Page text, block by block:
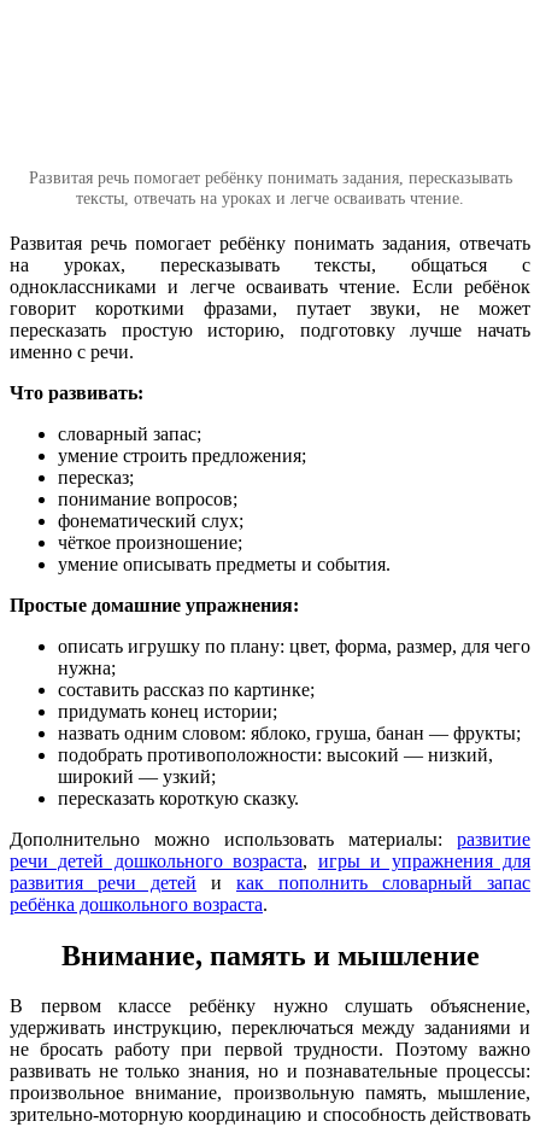
Развитая речь помогает ребёнку понимать задания, пересказывать
тексты, отвечать на уроках и легче осваивать чтение.
Развитая речь помогает ребёнку понимать задания, отвечать
на уроках, пересказывать тексты, общаться с
одноклассниками и легче осваивать чтение. Если ребёнок
говорит короткими фразами, путает звуки, не может
пересказать простую историю, подготовку лучше начать
именно с речи.
Что развивать:
словарный запас;
умение строить предложения;
пересказ;
понимание вопросов;
фонематический слух;
чёткое произношение;
умение описывать предметы и события.
Простые домашние упражнения:
описать игрушку по плану: цвет, форма, размер, для чего
нужна;
составить рассказ по картинке;
придумать конец истории;
назвать одним словом: яблоко, груша, банан — фрукты;
подобрать противоположности: высокий — низкий,
широкий — узкий;
пересказать короткую сказку.
Дополнительно можно использовать материалы: развитие
речи детей дошкольного возраста, игры и упражнения для
развития речи детей и как пополнить словарный запас
ребёнка дошкольного возраста.
Внимание, память и мышление
В первом классе ребёнку нужно слушать объяснение,
удерживать инструкцию, переключаться между заданиями и
не бросать работу при первой трудности. Поэтому важно
развивать не только знания, но и познавательные процессы:
произвольное внимание, произвольную память, мышление,
зрительно-моторную координацию и способность действовать